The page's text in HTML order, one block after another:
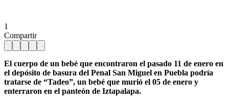
1
Compartir
El cuerpo de un bebé que encontraron el pasado 11 de enero en
el depósito de basura del Penal San Miguel en Puebla podría
tratarse de “Tadeo”, un bebé que murió el 05 de enero y
enterraron en el panteón de Iztapalapa.